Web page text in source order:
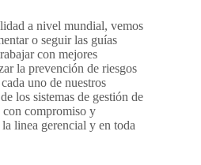
a nivel mundial, vemos
o seguir las guías
con mejores
la prevención de riesgos
uno de nuestros
los sistemas de gestión de
con compromiso y
linea gerencial y en toda